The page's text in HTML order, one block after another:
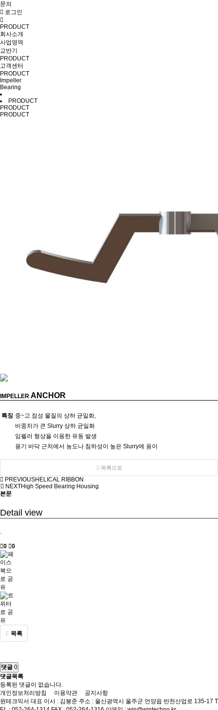
문의
로그인
PRODUCT
회사소개
사업영역
교반기
PRODUCT
고객센터
PRODUCT
Impeller
Bearing
PRODUCT
PRODUCT
PRODUCT
IMPELLER ANCHOR
특징 중~고 점성 물질의 상하 균일화,
비중차가 큰 Slurry 상하 균일화
임펠러 형상을 이용한 유동 발생
용기 바닥 근처에서 농도나 침하성이 높은 Slurry에 용이
목록으로
PREVIOUSHELICAL RIBBON
NEXTHigh Speed Bearing Housing
본문
Detail view
.
0 0
목록
댓글 0
댓글목록
등록된 댓글이 없습니다.
개인정보처리방침
이용약관
공지사항
윈테크믹서 대표 이사 : 김봉준 주소 : 울산광역시 울주군 언양읍 반천산업로 135-17 T